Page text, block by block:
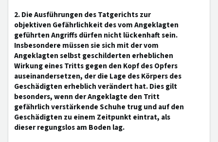
2. Die Ausführungen des Tatgerichts zur
objektiven Gefährlichkeit des vom Angeklagten
geführten Angriffs dürfen nicht lückenhaft sein.
Insbesondere müssen sie sich mit der vom
Angeklagten selbst geschilderten erheblichen
Wirkung eines Tritts gegen den Kopf des Opfers
auseinandersetzen, der die Lage des Körpers des
Geschädigten erheblich verändert hat. Dies gilt
besonders, wenn der Angeklagte den Tritt
gefährlich verstärkende Schuhe trug und auf den
Geschädigten zu einem Zeitpunkt eintrat, als
dieser regungslos am Boden lag.